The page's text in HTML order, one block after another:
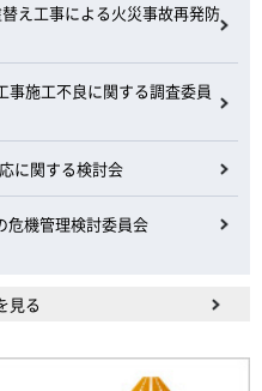
え工事による火災事故再発防
事施工不良に関する調査委員
に関する検討会
危機管理検討委員会
見る